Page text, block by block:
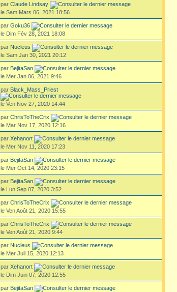
par Claude Lindsay
le Sam Mars 06, 2021 18:56
par Goku36
le Dim Fév 28, 2021 18:08
par Nucleus
le Sam Jan 30, 2021 20:12
par BejitaSan
le Mer Jan 06, 2021 9:46
par Black_Mass_Priest
le Ven Nov 27, 2020 14:44
par ChrisToTheCrix
le Mar Nov 17, 2020 12:16
par Xehanort
le Mer Nov 11, 2020 17:23
par BejitaSan
le Mer Oct 14, 2020 23:15
par BejitaSan
le Lun Sep 07, 2020 3:52
par ChrisToTheCrix
le Ven Août 21, 2020 15:55
par ChrisToTheCrix
le Ven Août 21, 2020 9:44
par Nucleus
le Mer Juil 15, 2020 12:13
par Xehanort
le Dim Juin 07, 2020 12:55
par BejitaSan